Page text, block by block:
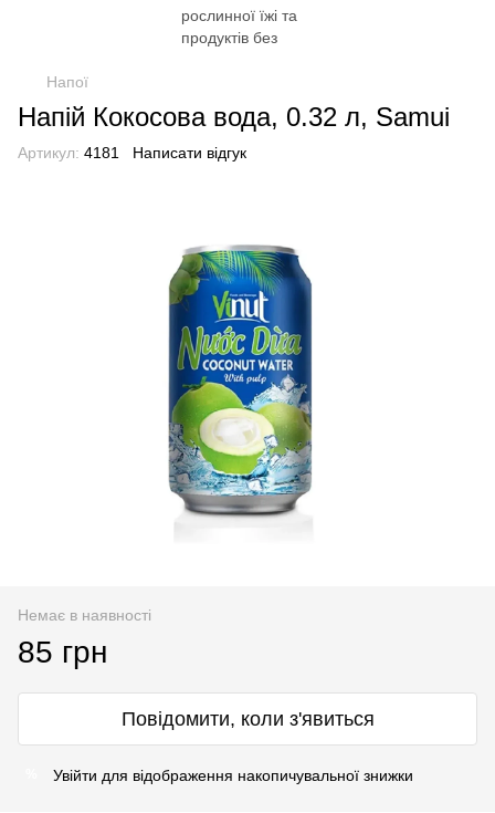
Напої
Напій Кокосова вода, 0.32 л, Samui
Артикул: 4181 Написати відгук
Немає в наявності
85 грн
Повідомити, коли з'явиться
Увійти для відображення накопичувальної знижки